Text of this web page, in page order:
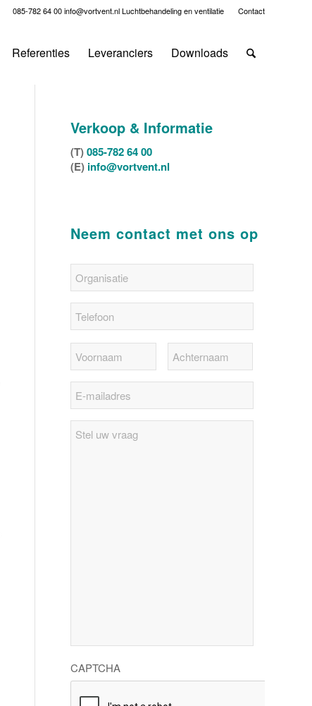
Contact
085-782 64 00info@vortvent.nlLuchtbehandeling en ventilatie
Referenties Leveranciers Downloads
Verkoop & Informatie
(T)085-782 64 00
(E) info@vortvent.nl
Neem contact met ons op
uw
CAPTCHA